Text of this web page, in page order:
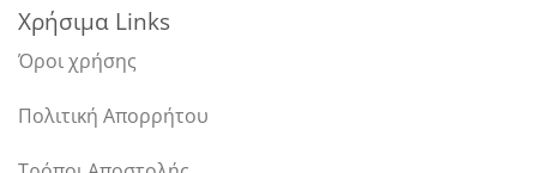
Χρήσιμα Links
Όροι χρήσης
Πολιτική Απορρήτου